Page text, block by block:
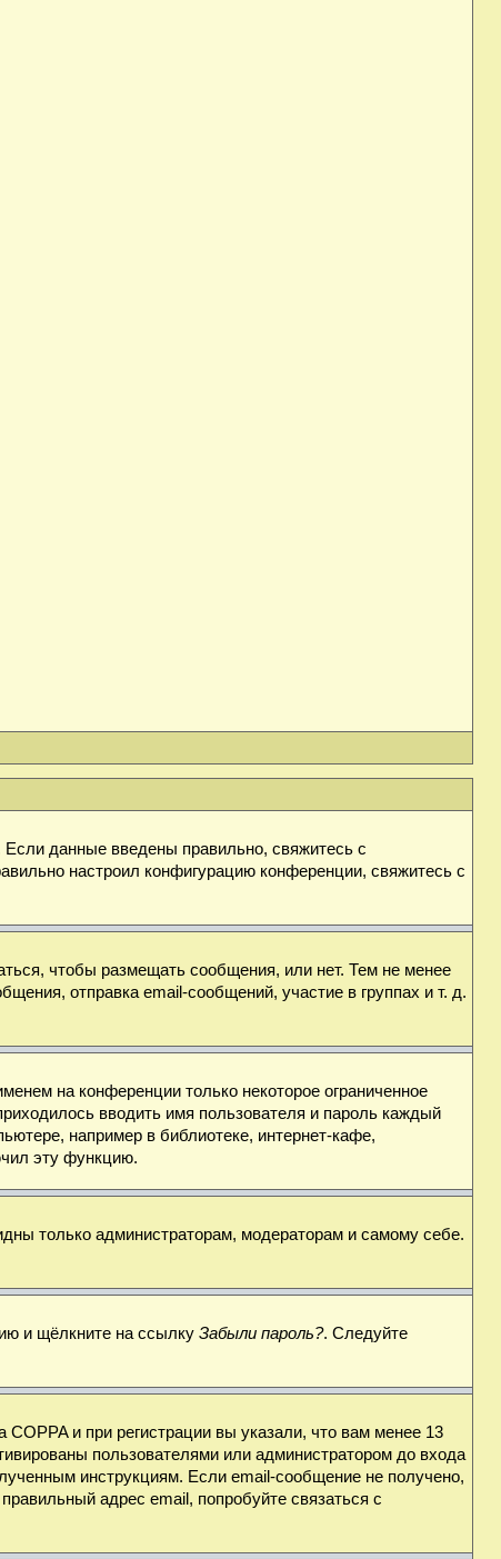
данные введены правильно, свяжитесь с
настроил конфигурацию конференции, свяжитесь с
чтобы размещать сообщения, или нет. Тем не менее
отправка email-сообщений, участие в группах и т. д.
на конференции только некоторое ограниченное
вводить имя пользователя и пароль каждый
например в библиотеке, интернет-кафе,
эту функцию.
только администраторам, модераторам и самому себе.
и щёлкните на ссылку Забыли пароль?. Следуйте
и при регистрации вы указали, что вам менее 13
пользователями или администратором до входа
инструкциям. Если email-сообщение не получено,
адрес email, попробуйте связаться с